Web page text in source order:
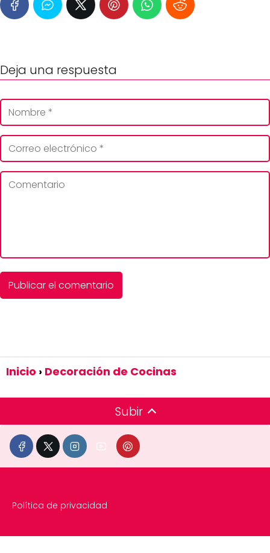
Deja una respuesta
Inicio Decoración de Cocinas
Subir
Política de privacidad